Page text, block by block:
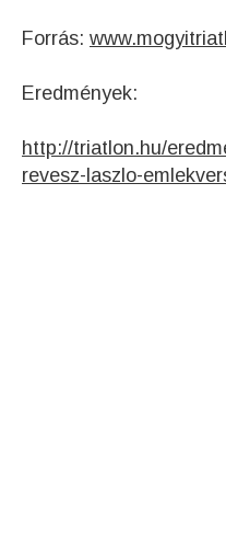
Forrás:
Eredmények:
http://triatlon.hu/
revesz-laszlo-